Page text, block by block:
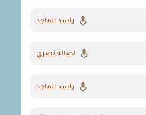
راشد الماجد
اصاله نصري
راشد الماجد